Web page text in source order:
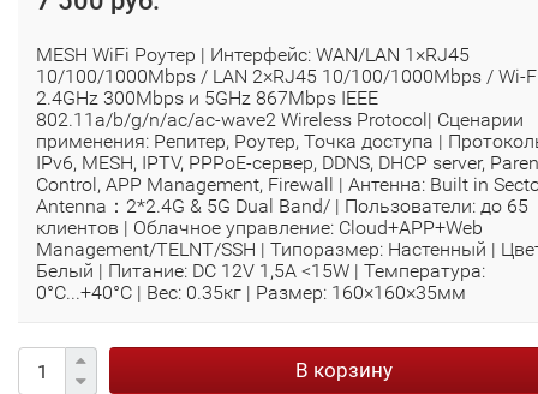
MESH WiFi Роутер | Интерфейс: WAN/LAN 1×RJ45
10/100/1000Mbps / LAN 2×RJ45 10/100/1000Mbps / Wi-
2.4GHz 300Mbps и 5GHz 867Mbps IEEE
802.11a/b/g/n/ac/ac-wave2 Wireless Protocol| Сценарии
применения: Репитер, Роутер, Точка доступа |
IPv6, MESH, IPTV, PPPoE-сервер, DDNS, DHCP server,
Control, APP Management, Firewall | Антенна: Built in
Antenna：2*2.4G & 5G Dual Band/ | Пользователи: до 65
клиентов | Облачное управление: Cloud+APP+Web
Management/TELNT/SSH | Типоразмер: Настенный |
Белый | Питание: DC 12V 1,5A <15W | Температура:
0°C...+40°C | Вес: 0.35кг | Размер: 160×160×35мм
В корзину